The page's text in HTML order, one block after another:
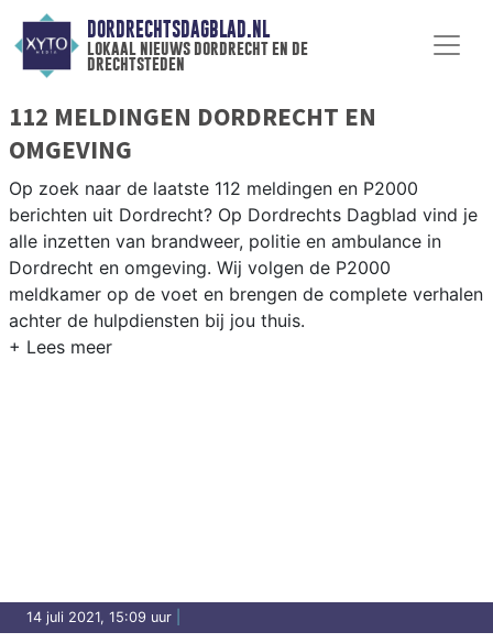
DORDRECHTSDAGBLAD.NL
lokaal nieuws dordrecht en de
drechtsteden
112 MELDINGEN DORDRECHT EN
OMGEVING
Op zoek naar de laatste 112 meldingen en P2000
berichten uit Dordrecht? Op Dordrechts Dagblad vind je
alle inzetten van brandweer, politie en ambulance in
Dordrecht en omgeving. Wij volgen de P2000
meldkamer op de voet en brengen de complete verhalen
achter de hulpdiensten bij jou thuis.
14 juli 2021, 15:09 uur